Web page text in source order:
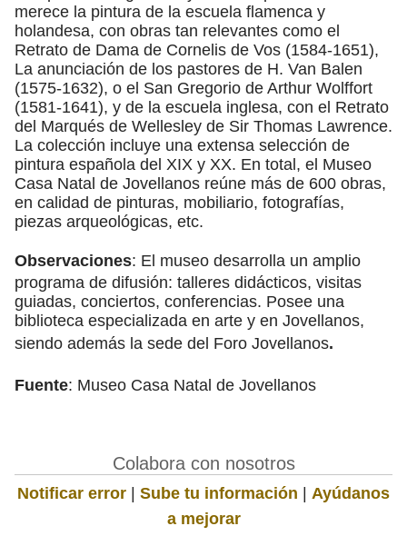
merece la pintura de la escuela flamenca y
holandesa, con obras tan relevantes como el
Retrato de Dama de Cornelis de Vos (1584-1651),
La anunciación de los pastores de H. Van Balen
(1575-1632), o el San Gregorio de Arthur Wolffort
(1581-1641), y de la escuela inglesa, con el Retrato
del Marqués de Wellesley de Sir Thomas Lawrence.
La colección incluye una extensa selección de
pintura española del XIX y XX. En total, el Museo
Casa Natal de Jovellanos reúne más de 600 obras,
en calidad de pinturas, mobiliario, fotografías,
piezas arqueológicas, etc.
Observaciones: El museo desarrolla un amplio
programa de difusión: talleres didácticos, visitas
guiadas, conciertos, conferencias. Posee una
biblioteca especializada en arte y en Jovellanos,
siendo además la sede del Foro Jovellanos.
Fuente: Museo Casa Natal de Jovellanos
Colabora con nosotros
Notificar error | Sube tu información | Ayúdanos
a mejorar